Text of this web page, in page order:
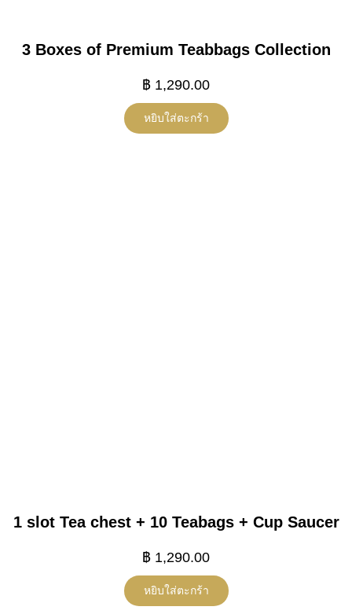
3 Boxes of Premium Teabbags Collection
฿ 1,290.00
หยิบใส่ตะกร้า
1 slot Tea chest + 10 Teabags + Cup Saucer
฿ 1,290.00
หยิบใส่ตะกร้า